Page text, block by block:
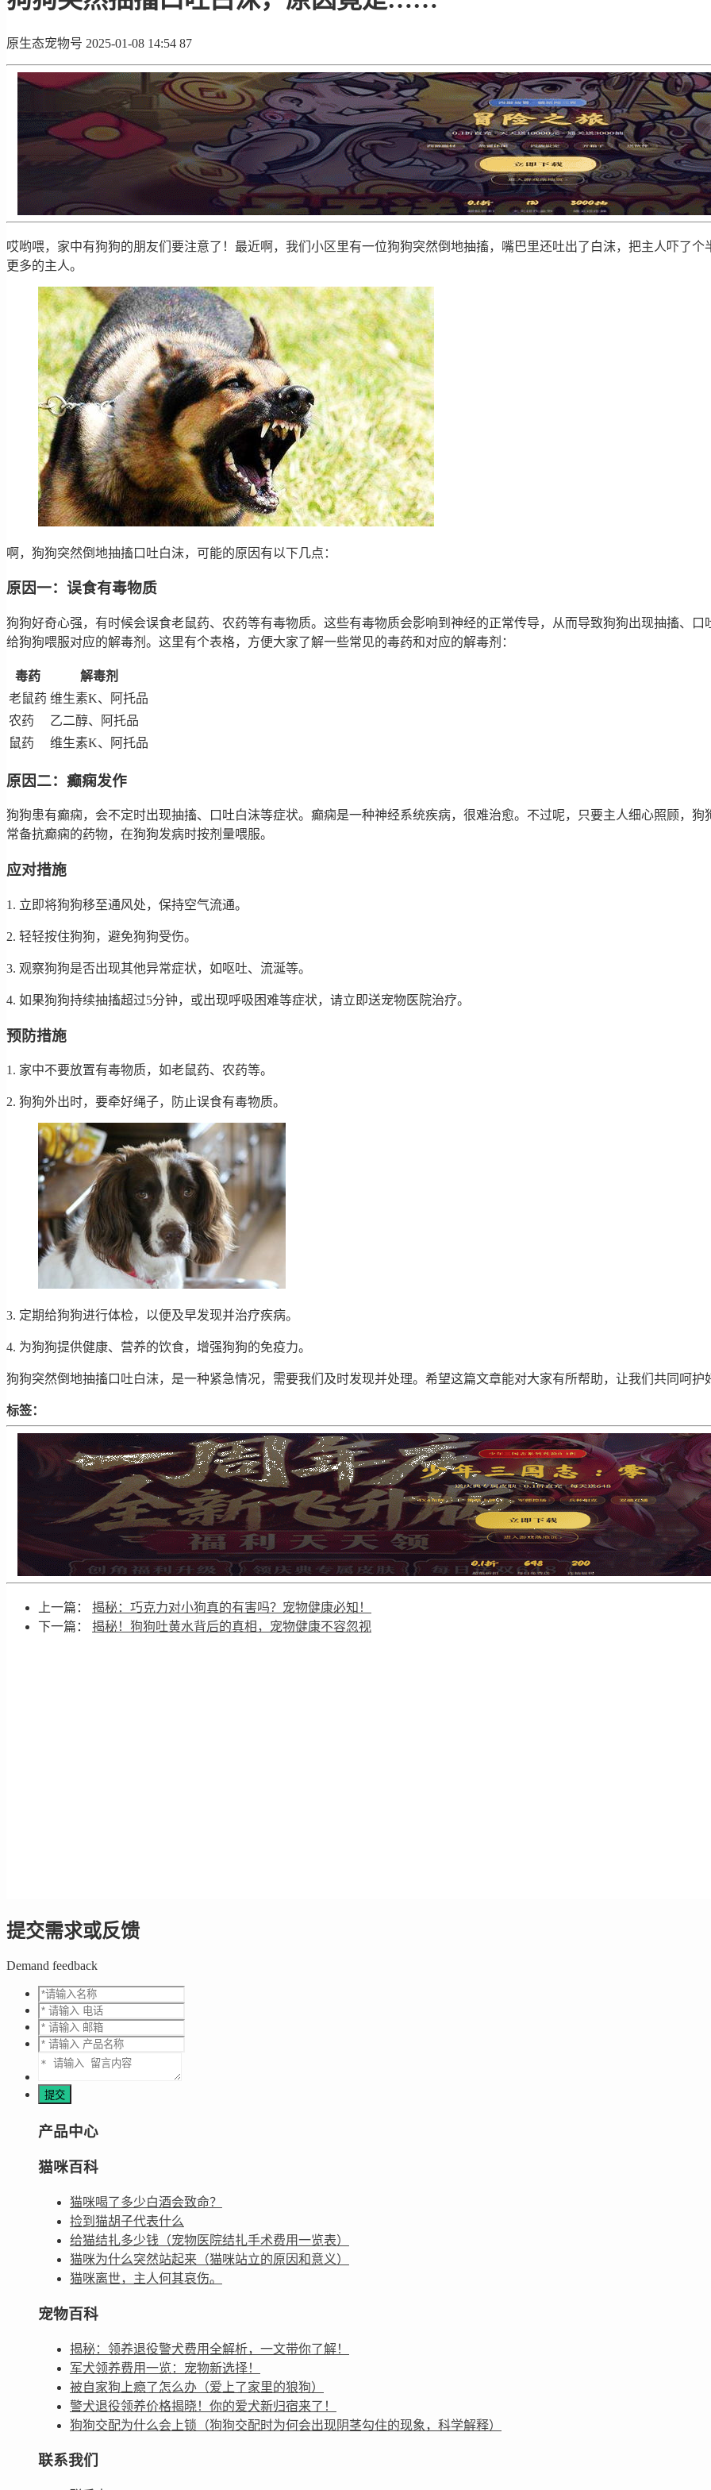
原生态宠物号 2025-01-08 14:54 87
哎哟喂，家中有狗狗的朋友们要注意了！最近啊，我们小区里有一位狗狗突然倒地抽搐，嘴巴里还吐出了白沫，把主人吓了
更多的主人。
啊，狗狗突然倒地抽搐口吐白沫，可能的原因有以下几点：
原因一：误食有毒物质
狗狗好奇心强，有时候会误食老鼠药、农药等有毒物质。这些有毒物质会影响到神经的正常传导，从而导致狗狗出现抽搐、
给狗狗喂服对应的解毒剂。这里有个表格，方便大家了解一些常见的毒药和对应的解毒剂：
毒药
解毒剂
老鼠药 维生素K、阿托品
农药
乙二醇、阿托品
鼠药
维生素K、阿托品
原因二：癫痫发作
狗狗患有癫痫，会不定时出现抽搐、口吐白沫等症状。癫痫是一种神经系统疾病，很难治愈。不过呢，只要主人细心照顾，
常备抗癫痫的药物，在狗狗发病时按剂量喂服。
应对措施
1. 立即将狗狗移至通风处，保持空气流通。
2. 轻轻按住狗狗，避免狗狗受伤。
3. 观察狗狗是否出现其他异常症状，如呕吐、流涎等。
4. 如果狗狗持续抽搐超过5分钟，或出现呼吸困难等症状，请立即送宠物医院治疗。
预防措施
1. 家中不要放置有毒物质，如老鼠药、农药等。
2. 狗狗外出时，要牵好绳子，防止误食有毒物质。
3. 定期给狗狗进行体检，以便及早发现并治疗疾病。
4. 为狗狗提供健康、营养的饮食，增强狗狗的免疫力。
狗狗突然倒地抽搐口吐白沫，是一种紧急情况，需要我们及时发现并处理。希望这篇文章能对大家有所帮助，让我们共同呵护
标签：
上一篇： 揭秘：巧克力对小狗真的有害吗？宠物健康必知！
下一篇： 揭秘！狗狗吐黄水背后的真相，宠物健康不容忽视
提交需求或反馈
Demand feedback
产品中心
猫咪百科
猫咪喝了多少白酒会致命？
捡到猫胡子代表什么
给猫结扎多少钱（宠物医院结扎手术费用一览表）
猫咪为什么突然站起来（猫咪站立的原因和意义）
猫咪离世，主人何其哀伤。
宠物百科
揭秘：领养退役警犬费用全解析，一文带你了解！
军犬领养费用一览：宠物新选择！
被自家狗上瘾了怎么办（爱上了家里的狼狗）
警犬退役领养价格揭晓！你的爱犬新归宿来了！
狗狗交配为什么会上锁（狗狗交配时为何会出现阴茎勾住的现象，科学解释）
联系我们